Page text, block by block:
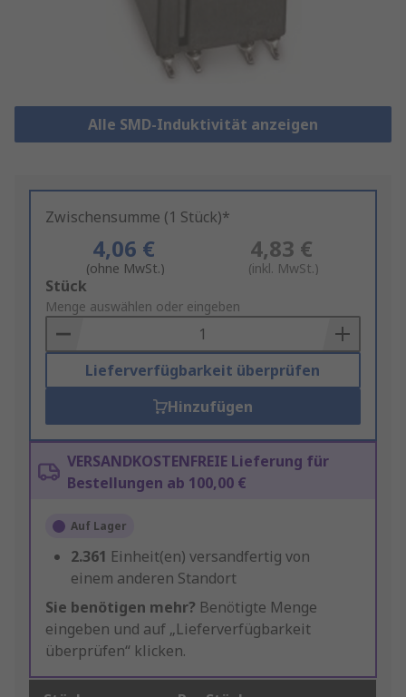
Alle SMD-Induktivität anzeigen
Zwischensumme (1 Stück)*
4,06 €
(ohne MwSt.)
4,83 €
(inkl. MwSt.)
Add
to
Basket
Stück
Menge auswählen oder eingeben
Lieferverfügbarkeit überprüfen
Hinzufügen
VERSANDKOSTENFREIE Lieferung für
Bestellungen ab 100,00 €
Auf Lager
2.361 Einheit(en) versandfertig von
einem anderen Standort
Sie benötigen mehr? Benötigte Menge
eingeben und auf „Lieferverfügbarkeit
überprüfen“ klicken.